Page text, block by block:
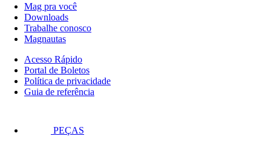
Mag pra você
Downloads
Trabalhe conosco
Magnautas
Acesso Rápido
Portal de Boletos
Política de privacidade
Guia de referência
PEÇAS